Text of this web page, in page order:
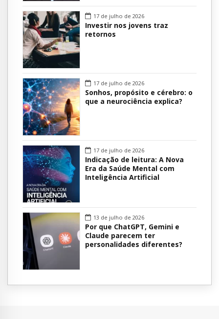
17 de julho de 2026
Investir nos jovens traz
retornos
17 de julho de 2026
Sonhos, propósito e cérebro: o
que a neurociência explica?
17 de julho de 2026
Indicação de leitura: A Nova
Era da Saúde Mental com
Inteligência Artificial
13 de julho de 2026
Por que ChatGPT, Gemini e
Claude parecem ter
personalidades diferentes?